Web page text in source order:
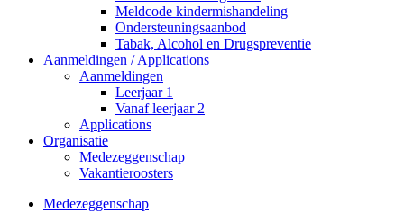
Meldcode kindermishandeling
Ondersteuningsaanbod
Tabak, Alcohol en Drugspreventie
Aanmeldingen / Applications
Aanmeldingen
Leerjaar 1
Vanaf leerjaar 2
Applications
Organisatie
Medezeggenschap
Vakantieroosters
Medezeggenschap